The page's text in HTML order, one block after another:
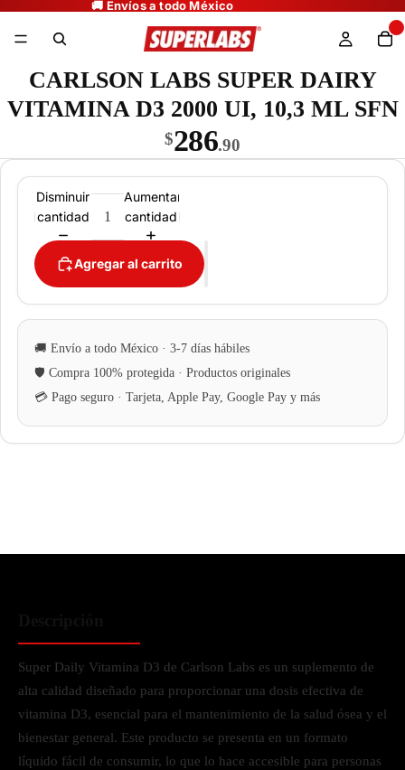
CARLSON LABS SUPER DAIRY
VITAMINA D3 2000 UI, 10,3 ML SFN
$286.90
Disminuir
cantidad
Aumentar
cantidad
Agregar al carrito
Super Daily Vitamina D3 de Carlson Labs es un suplemento de
alta calidad diseñado para proporcionar una dosis efectiva de
vitamina D3, esencial para el mantenimiento de la salud ósea y el
bienestar general. Este producto se presenta en un formato
líquido fácil de consumir, lo que lo hace accesible para personas